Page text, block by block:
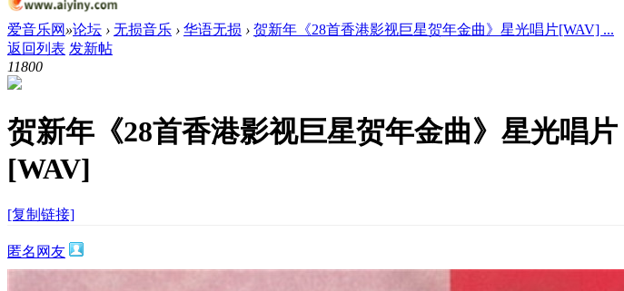
爱音乐网 »论坛 › 无损音乐 › 华语无损 › 贺新年《28首香港影视巨星贺年金曲》星光唱片[WAV] ...
返回列表 发新帖
11800
贺新年《28首香港影视巨星贺年金曲》星光唱片
[WAV]
[复制链接]
匿名网友